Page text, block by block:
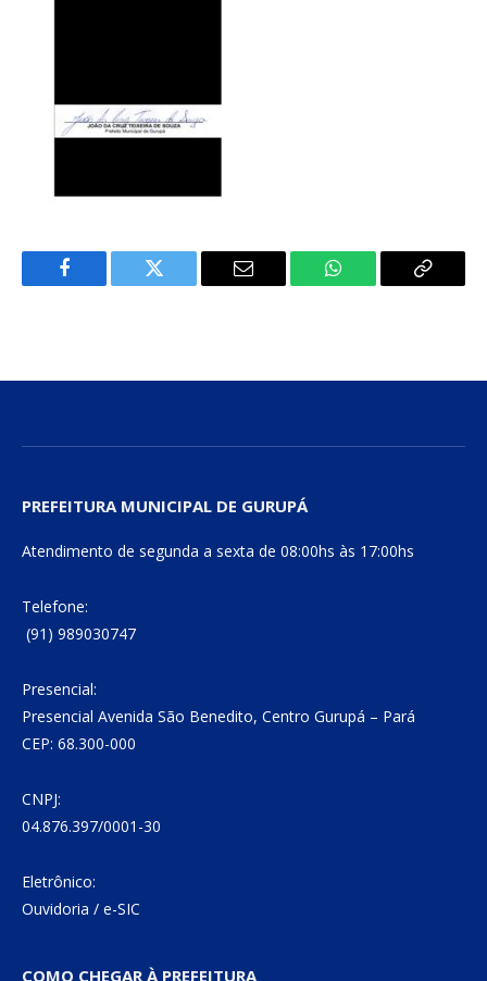
Facebook Twitter
E-
WhatsApp Copiar
PREFEITURA MUNICIPAL DE GURUPÁ
Atendimento de segunda a sexta de 08:00hs às 17:00hs
Telefone:
(91) 989030747
Presencial:
Presencial Avenida São Benedito, Centro Gurupá – Pará
CEP: 68.300-000
CNPJ:
04.876.397/0001-30
Eletrônico:
Ouvidoria / e-SIC
COMO CHEGAR À PREFEITURA